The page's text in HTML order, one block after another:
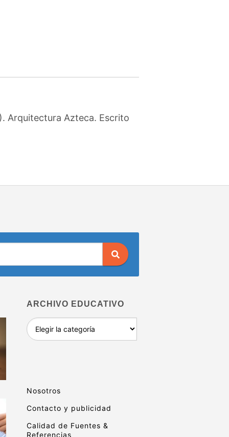
Arquitectura Azteca. Escrito
ARCHIVO EDUCATIVO
Archivo
educativo
Nosotros
Contacto y publicidad
Calidad de Fuentes &
Referencias